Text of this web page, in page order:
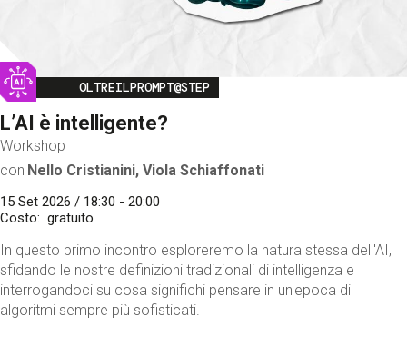
Image
OLTREILPROMPT@STEP
L’AI è intelligente?
Workshop
con Nello Cristianini, Viola Schiaffonati
15 Set 2026 / 18:30 - 20:00
Costo
gratuito
In questo primo incontro esploreremo la natura stessa dell'AI,
sfidando le nostre definizioni tradizionali di intelligenza e
interrogandoci su cosa significhi pensare in un'epoca di
algoritmi sempre più sofisticati.